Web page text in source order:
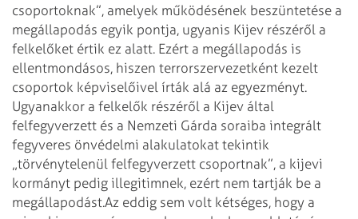
csoportoknak”, amelyek működésének beszüntetése a
megállapodás egyik pontja, ugyanis Kijev részéről a
felkelőket értik ez alatt. Ezért a megállapodás is
ellentmondásos, hiszen terrorszervezetként kezelt
csoportok képviselőivel írták alá az egyezményt.
Ugyanakkor a felkelők részéről a Kijev által
felfegyverzett és a Nemzeti Gárda soraiba integrált
fegyveres önvédelmi alakulatokat tekintik
„törvénytelenül felfegyverzett csoportnak”, a kijevi
kormányt pedig illegitimnek, ezért nem tartják be a
megállapodást.Az eddig sem volt kétséges, hogy a